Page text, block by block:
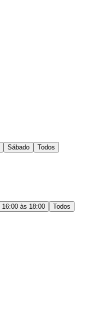
Sábado Todos
16:00 às 18:00
Todos